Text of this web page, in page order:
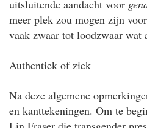
uitsluitende aandacht voor
meer plek zou mogen zijn voor
vaak zwaar tot loodzwaar wat
Authentiek of ziek
Na deze algemene
en kanttekeningen. Om te